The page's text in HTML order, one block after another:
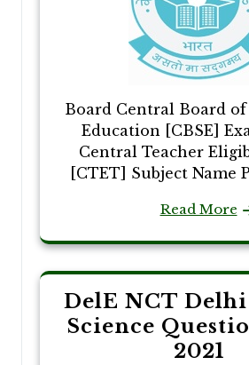
Board Central Board of
Education [CBSE]
Central Teacher
[CTET] Subject Name
Read More
DelE NCT Delhi
Science
2021